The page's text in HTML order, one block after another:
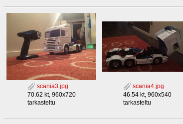
scania3.jpg
70.62 kt, 960x720
tarkasteltu
scania4.jpg
46.54 kt, 960x540
tarkasteltu